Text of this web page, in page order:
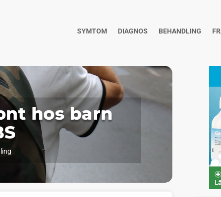
SYMTOM DIAGNOS BEHANDLING
hos barn